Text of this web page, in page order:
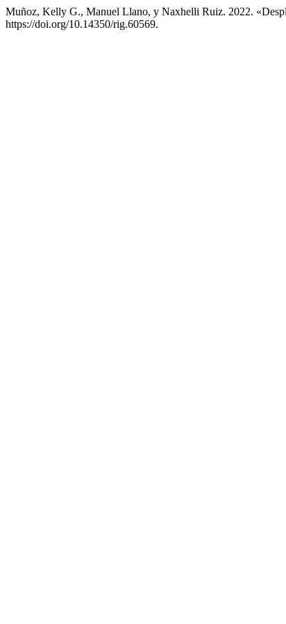
Muñoz, Kelly G., Manuel Llano, y Naxhelli Ruiz. 2022.
https://doi.org/10.14350/rig.60569.